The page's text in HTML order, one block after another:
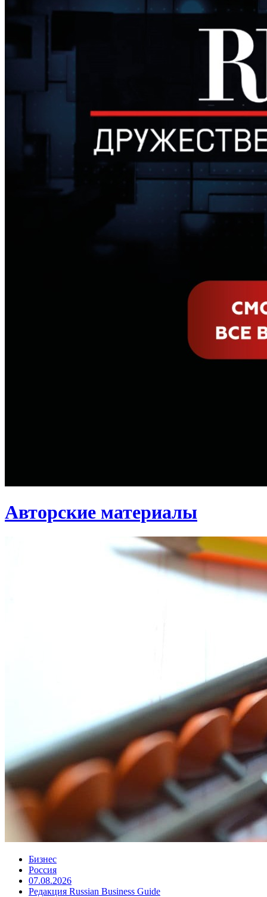
Авторские материалы
Бизнес
Россия
07.08.2026
Редакция Russian Business Guide